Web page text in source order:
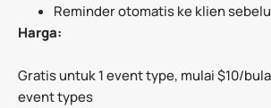
Reminder otomatis ke klien
Harga:
Gratis untuk 1 event type, mulai $10/
event types